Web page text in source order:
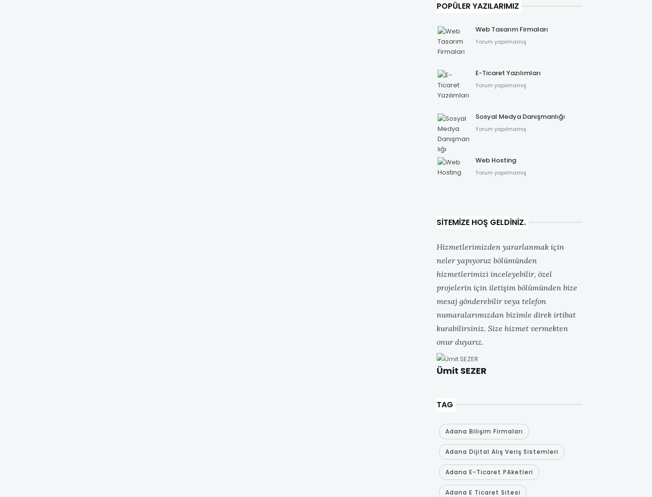
POPÜLER YAZILARIMIZ
Web Tasarım Firmaları
Yorum yapılmamış
E-Ticaret Yazılımları
Yorum yapılmamış
Sosyal Medya Danışmanlığı
Yorum yapılmamış
Web Hosting
Yorum yapılmamış
SITEMIZE HOŞ GELDINIZ.
Hizmetlerimizden yararlanmak için
neler yapıyoruz bölümünden
hizmetlerimizi inceleyebilir, özel
projelerin için iletişim bölümünden bize
mesaj gönderebilir veya telefon
numaralarımızdan bizimle direk irtibat
kurabilirsiniz. Size hizmet vermekten
onur duyarız.
Ümit SEZER
TAG
Adana Bilişim Firmaları
Adana Dijital Alış Veriş Sistemleri
Adana E-Ticaret PAketleri
Adana E Ticaret Sitesi